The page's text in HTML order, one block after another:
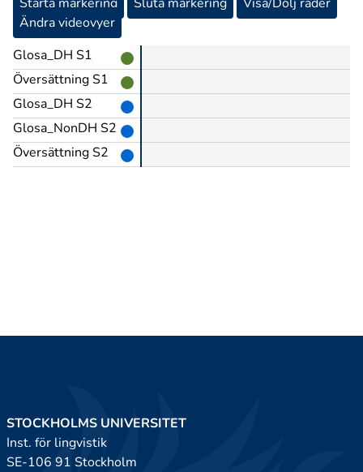
Ändra videovyer
Glosa_DH S1
Översättning S1
Glosa_DH S2
Glosa_NonDH S2
Översättning S2
STOCKHOLMS UNIVERSITET
Inst. för lingvistik
SE-106 91 Stockholm